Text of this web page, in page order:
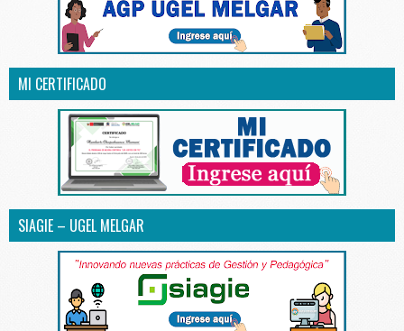
MI CERTIFICADO
SIAGIE – UGEL MELGAR